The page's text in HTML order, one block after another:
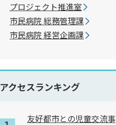
プロジェクト推進室
市民病院 総務管理課
市民病院 経営企画課
アクセスランキング
友好都市との児童交流事